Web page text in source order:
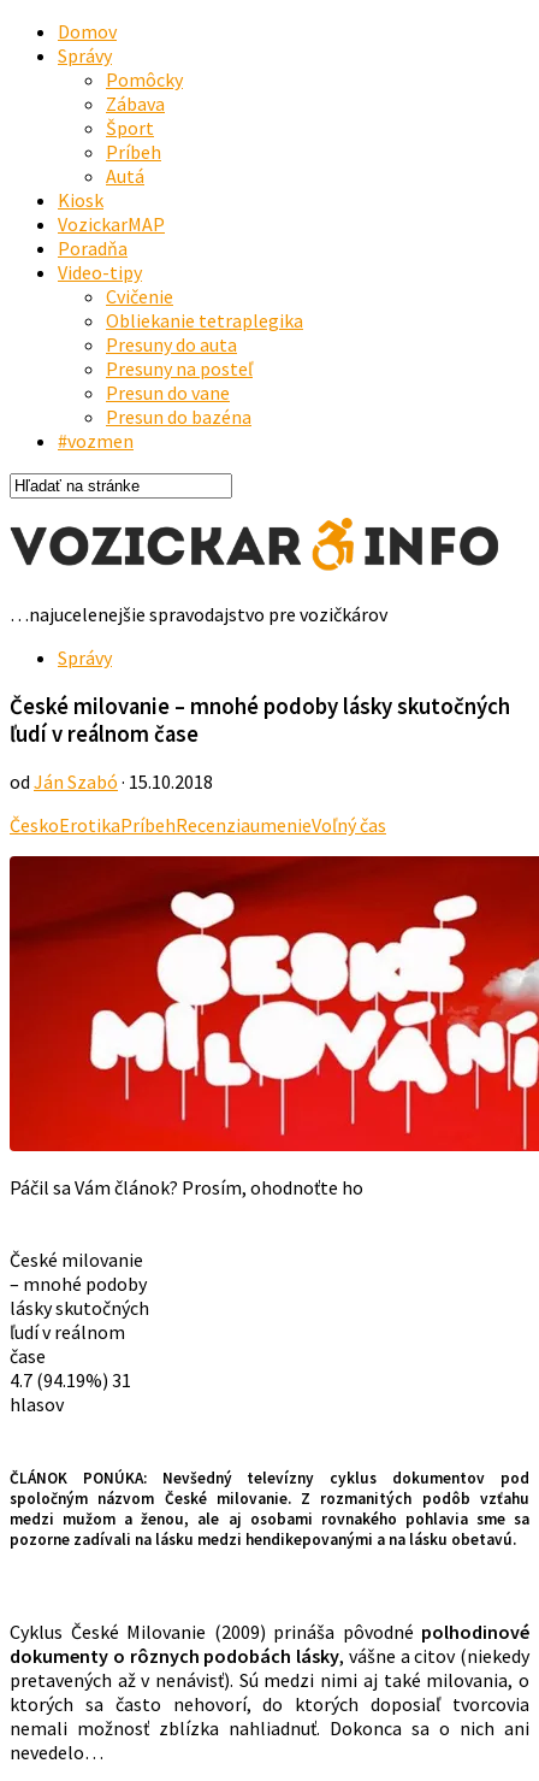
Domov
Správy
Pomôcky
Zábava
Šport
Príbeh
Autá
Kiosk
VozickarMAP
Poradňa
Video-tipy
Cvičenie
Obliekanie tetraplegika
Presuny do auta
Presuny na posteľ
Presun do vane
Presun do bazéna
#vozmen
…najucelenejšie spravodajstvo pre vozičkárov
Správy
České milovanie – mnohé podoby lásky skutočných
ľudí v reálnom čase
od Ján Szabó · 15.10.2018
ČeskoErotikaPríbehRecenziaumenieVoľný čas
Páčil sa Vám článok? Prosím, ohodnoťte ho
České milovanie
– mnohé podoby
lásky skutočných
ľudí v reálnom
čase
4.7 (94.19%) 31
hlasov
ČLÁNOK PONÚKA: Nevšedný televízny cyklus dokumentov pod
spoločným názvom České milovanie. Z rozmanitých podôb vzťahu
medzi mužom a ženou, ale aj osobami rovnakého pohlavia sme sa
pozorne zadívali na lásku medzi hendikepovanými a na lásku obetavú.
Cyklus České Milovanie (2009) prináša pôvodné polhodinové
dokumenty o rôznych podobách lásky, vášne a citov (niekedy
pretavených až v nenávisť). Sú medzi nimi aj také milovania, o
ktorých sa často nehovorí, do ktorých doposiaľ tvorcovia
nemali možnosť zblízka nahliadnuť. Dokonca sa o nich ani
nevedelo…